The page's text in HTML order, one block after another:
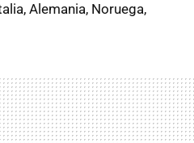
Alemania, Noruega,